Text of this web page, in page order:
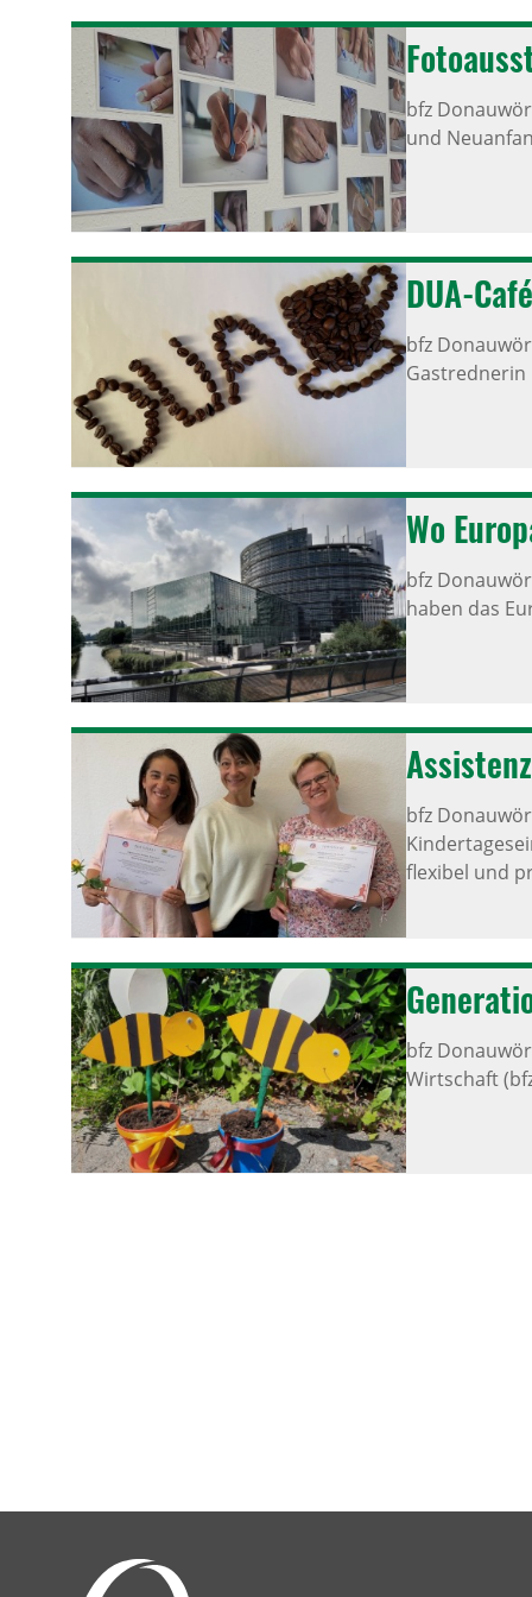
bfz
und
DUA-
bfz
Gastrednerin
Wo
bfz
haben das
bfz
flexibel und
bfz
Wirtschaft